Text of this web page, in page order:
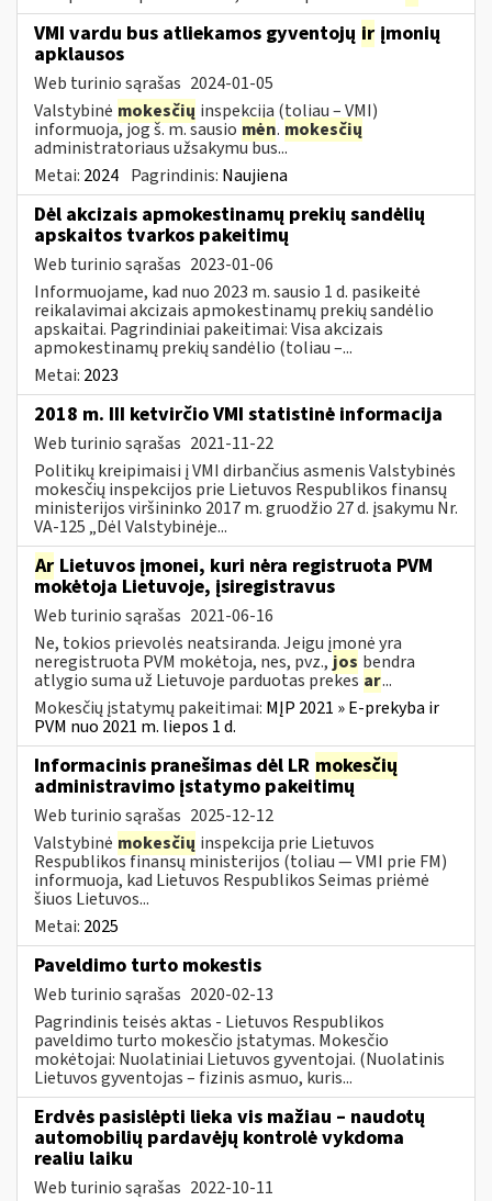
VMI vardu bus atliekamos gyventojų ir įmonių
apklausos
Web turinio sąrašas 2024-01-05
Valstybinė mokesčių inspekcija (toliau – VMI)
informuoja, jog š. m. sausio mėn. mokesčių
administratoriaus užsakymu bus...
Metai: 2024 Pagrindinis: Naujiena
Dėl akcizais apmokestinamų prekių sandėlių
apskaitos tvarkos pakeitimų
Web turinio sąrašas 2023-01-06
Informuojame, kad nuo 2023 m. sausio 1 d. pasikeitė
reikalavimai akcizais apmokestinamų prekių sandėlio
apskaitai. Pagrindiniai pakeitimai: Visa akcizais
apmokestinamų prekių sandėlio (toliau –...
Metai: 2023
2018 m. III ketvirčio VMI statistinė informacija
Web turinio sąrašas 2021-11-22
Politikų kreipimaisi į VMI dirbančius asmenis Valstybinės
mokesčių inspekcijos prie Lietuvos Respublikos finansų
ministerijos viršininko 2017 m. gruodžio 27 d. įsakymu Nr.
VA-125 „Dėl Valstybinėje...
Ar Lietuvos įmonei, kuri nėra registruota PVM
mokėtoja Lietuvoje, įsiregistravus
Web turinio sąrašas 2021-06-16
Ne, tokios prievolės neatsiranda. Jeigu įmonė yra
neregistruota PVM mokėtoja, nes, pvz., jos bendra
atlygio suma už Lietuvoje parduotas prekes ar...
Mokesčių įstatymų pakeitimai: MĮP 2021 » E-prekyba ir
PVM nuo 2021 m. liepos 1 d.
Informacinis pranešimas dėl LR mokesčių
administravimo įstatymo pakeitimų
Web turinio sąrašas 2025-12-12
Valstybinė mokesčių inspekcija prie Lietuvos
Respublikos finansų ministerijos (toliau — VMI prie FM)
informuoja, kad Lietuvos Respublikos Seimas priėmė
šiuos Lietuvos...
Metai: 2025
Paveldimo turto mokestis
Web turinio sąrašas 2020-02-13
Pagrindinis teisės aktas - Lietuvos Respublikos
paveldimo turto mokesčio įstatymas. Mokesčio
mokėtojai: Nuolatiniai Lietuvos gyventojai. (Nuolatinis
Lietuvos gyventojas – fizinis asmuo, kuris...
Erdvės pasislėpti lieka vis mažiau – naudotų
automobilių pardavėjų kontrolė vykdoma
realiu laiku
Web turinio sąrašas 2022-10-11